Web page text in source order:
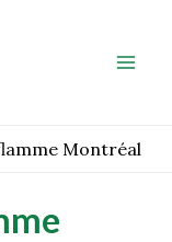
Montréal